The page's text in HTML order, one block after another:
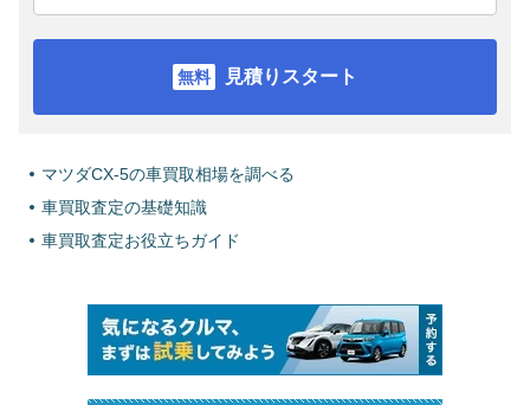
見積りスタート
マツダCX-5の車買取相場を調べる
車買取査定の基礎知識
車買取査定お役立ちガイド